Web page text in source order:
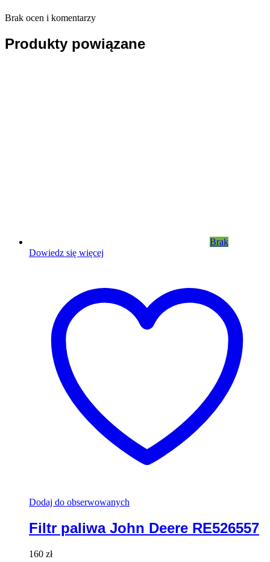
Brak ocen i komentarzy
Produkty powiązane
Brak
Dowiedz się więcej
Dodaj do obserwowanych
Filtr paliwa John Deere RE526557
160 zł